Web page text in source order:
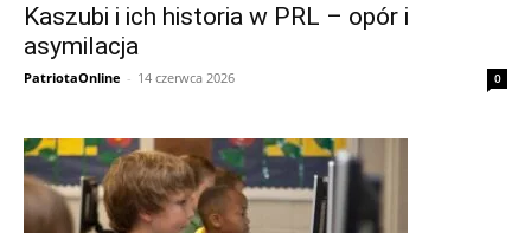
Kaszubi i ich historia w PRL – opór i
asymilacja
PatriotaOnline - 14 czerwca 2026 0